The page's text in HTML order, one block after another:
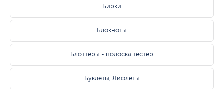
Бирки
Блокноты
Блоттеры - полоска тестер
Буклеты, Лифлеты